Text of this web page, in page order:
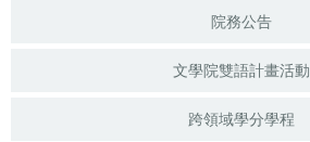
院務公告
文學院雙語計畫活動
跨領域學分學程